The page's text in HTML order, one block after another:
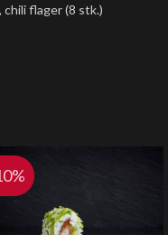
chili flager (8 stk.)